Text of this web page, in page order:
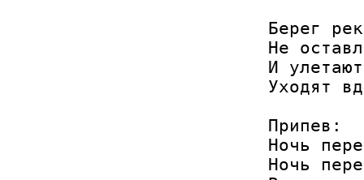
Берег
Не
И
Уходят
Припев:
Ночь
Ночь